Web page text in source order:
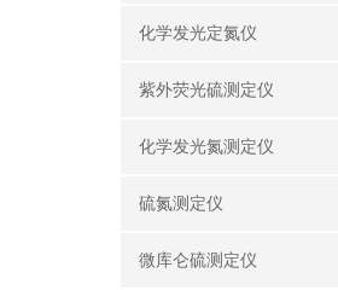
化学发光定氮仪
紫外荧光硫测定仪
化学发光氮测定仪
硫氮测定仪
微库仑硫测定仪